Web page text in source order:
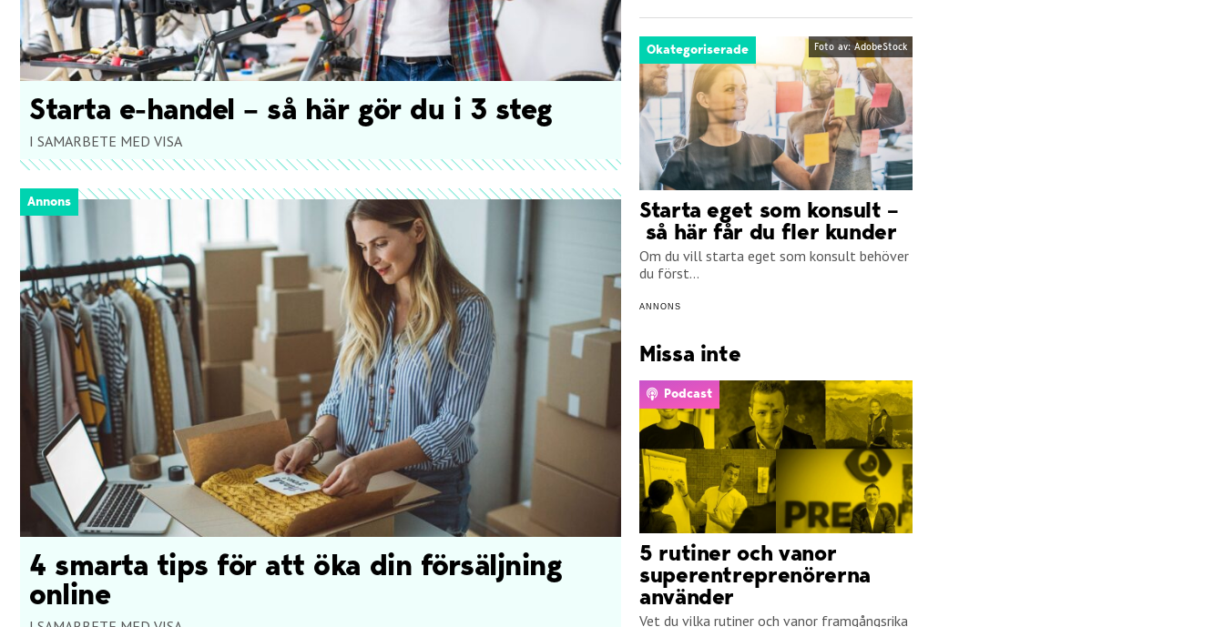
Starta e-handel – så här gör du i 3 steg
I SAMARBETE MED VISA
Annons
4 smarta tips för att öka din försäljning
online
Okategoriserade Foto av: AdobeStock
Starta eget som konsult –
så här får du fler kunder
Om du vill starta eget som konsult behöver
du först...
ANNONS
Missa inte
Podcast
5 rutiner och vanor
superentreprenörerna
använder
Vet du vilka rutiner och vanor framgångsrika